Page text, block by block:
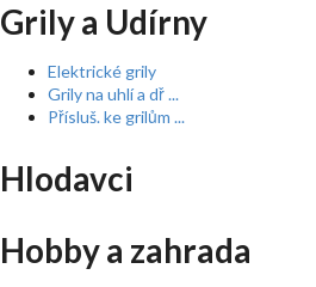
Grily a Udírny
Elektrické grily
Grily na uhlí a dř ...
Přísluš. ke grilům ...
Hlodavci
Hobby a zahrada